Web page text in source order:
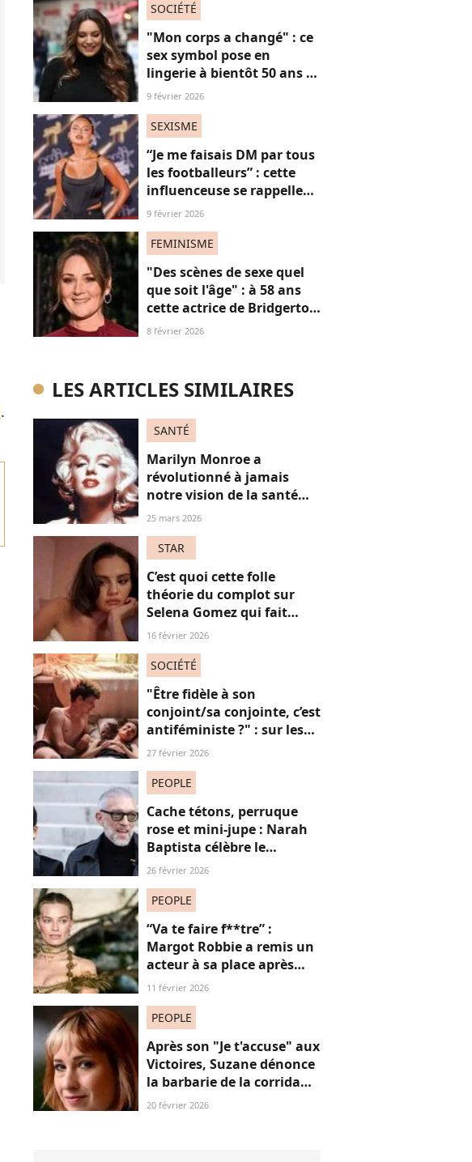
.
SOCIÉTÉ
"Mon corps a changé" : ce
sex symbol pose en
lingerie à bientôt 50 ans et
défend ses courbes "body
9 février 2026
SEXISME
“Je me faisais DM par tous
les footballeurs” : cette
influenceuse se rappelle
l’hypersexualisation
14 ans
9 février 2026
FEMINISME
"Des scènes de sexe quel
que soit l'âge" : à 58 ans
cette actrice de Bridgerton
veut briser les tabous à
8 février 2026
LES ARTICLES SIMILAIRES
SANTÉ
Marilyn Monroe a
révolutionné à jamais
notre vision de la santé
mentale (bien avant
raconte pourquoi
25 mars 2026
STAR
C’est quoi cette folle
théorie du complot sur
Selena Gomez qui fait
parler Internet ?
16 février 2026
SOCIÉTÉ
"Être fidèle à son
conjoint/sa conjointe, c’est
antiféministe ?" : sur les
réseaux sociaux, cette
27 février 2026
PEOPLE
Cache tétons, perruque
rose et mini-jupe : Narah
Baptista célèbre le
carnaval de Rio avec son
de 30 ans son aîné
26 février 2026
PEOPLE
“Va te faire f**tre” :
Margot Robbie a remis un
acteur à sa place après
qu’il lui a conseillé de
11 février 2026
PEOPLE
Après son "Je t'accuse" aux
Victoires, Suzane dénonce
la barbarie de la corrida
avec cette reprise iconique
20 février 2026